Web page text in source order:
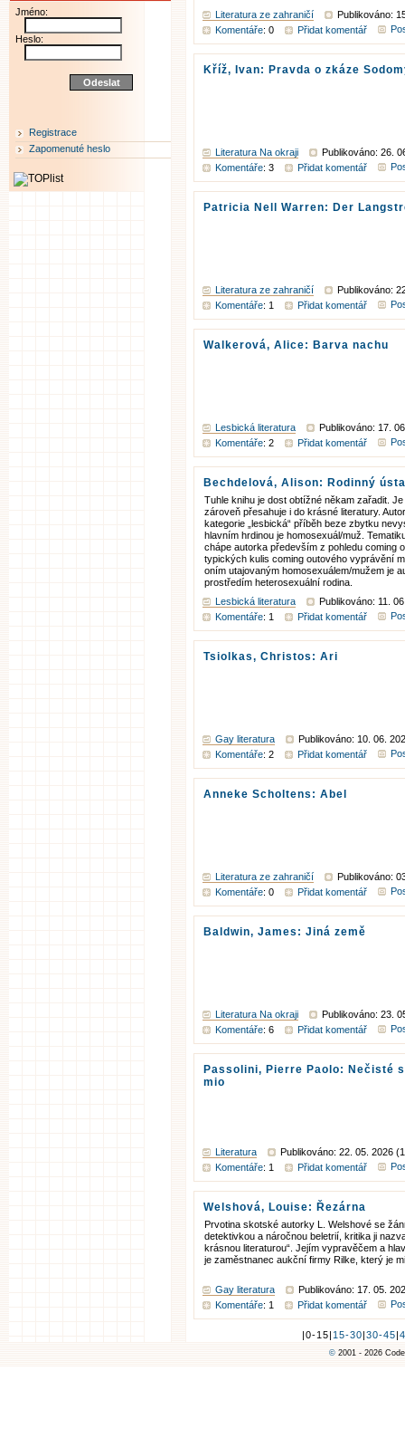
Literatura ze zahraničí
Publikováno:
Komentáře: 0 Přidat komentář
Kříž, Ivan: Pravda o zkáze
Literatura Na okraji
Publikováno: 26.
Komentáře: 3 Přidat komentář
Patricia Nell Warren: Der
Literatura ze zahraničí
Publikováno:
Komentáře: 1 Přidat komentář
Walkerová, Alice: Barva nachu
Lesbická literatura
Publikováno: 17.
Komentáře: 2 Přidat komentář
Bechdelová, Alison: Rodinný
Tuhle knihu je dost obtížné někam zařadit.
zároveň přesahuje i do krásné literatury.
kategorie „lesbická“ příběh beze zbytku
hlavním hrdinou je homosexuál/muž.
chápe autorka především z pohledu coming
typických kulis coming outového vyprávění
oním utajovaným homosexuálem/mužem je
prostředím heterosexuální rodina.
Lesbická literatura
Publikováno: 11.
Komentáře: 1 Přidat komentář
Tsiolkas, Christos: Ari
Gay literatura
Publikováno: 10. 06.
Komentáře: 2 Přidat komentář
Anneke Scholtens: Abel
Literatura ze zahraničí
Publikováno:
Komentáře: 0 Přidat komentář
Baldwin, James: Jiná země
Literatura Na okraji
Publikováno: 23.
Komentáře: 6 Přidat komentář
Passolini, Pierre Paolo: Nečisté
mio
Literatura
Publikováno: 22. 05. 2026
Komentáře: 1 Přidat komentář
Welshová, Louise: Řezárna
Prvotina skotské autorky L. Welshové se
detektivkou a náročnou beletrií, kritika ji
krásnou literaturou“. Jejím vypravěčem a
je zaměstnanec aukční firmy Rilke, který je
Gay literatura
Publikováno: 17. 05.
Komentáře: 1 Přidat komentář
|0-15| 15-30|30-45|
Jméno:
Heslo:
Registrace
Zapomenuté heslo
© 2001 - 2026